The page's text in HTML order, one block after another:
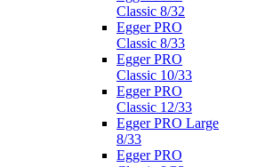
Classic 8/32
Egger PRO
Classic 8/33
Egger PRO
Classic 10/33
Egger PRO
Classic 12/33
Egger PRO Large
8/33
Egger PRO